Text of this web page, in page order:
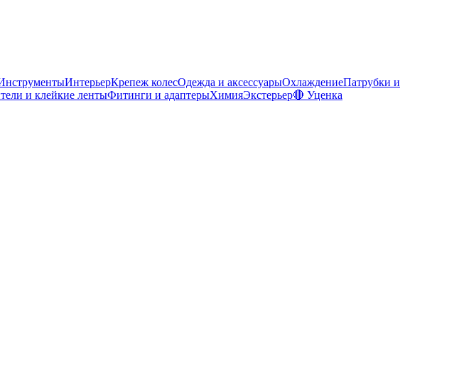
ИнтерьерКрепеж колесОдежда и аксессуарыОхлаждениеПатрубки и
и клейкие лентыФитинги и адаптерыХимияЭкстерьер🔴 Уценка